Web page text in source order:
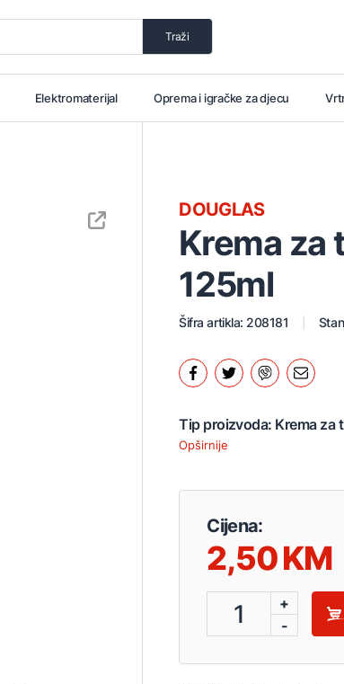
Traži
Elektromaterijal Oprema i igračke za djecu
Krema za
125ml
DOUGLAS
Šifra artikla: 208181
Tip proizvoda: Krema za
Opširnije
Cijena:
2,50
1
+
-